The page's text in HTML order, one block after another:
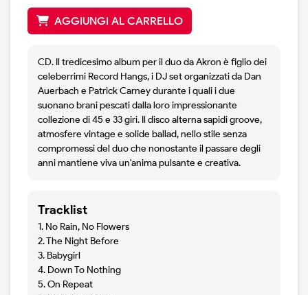
AGGIUNGI AL CARRELLO
CD. Il tredicesimo album per il duo da Akron è figlio dei
celeberrimi Record Hangs, i DJ set organizzati da Dan
Auerbach e Patrick Carney durante i quali i due
suonano brani pescati dalla loro impressionante
collezione di 45 e 33 giri. Il disco alterna sapidi groove,
atmosfere vintage e solide ballad, nello stile senza
compromessi del duo che nonostante il passare degli
anni mantiene viva un'anima pulsante e creativa.
Tracklist
1. No Rain, No Flowers
2. The Night Before
3. Babygirl
4. Down To Nothing
5. On Repeat